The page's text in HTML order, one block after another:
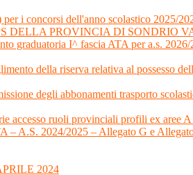
i concorsi dell'anno scolastico 2025/
DELLA PROVINCIA DI SONDRIO
graduatoria I^ fascia ATA per a.s. 2026/
della riserva relativa al possesso
degli abbonamenti trasporto
accesso ruoli provinciali profili ex aree
– A.S. 2024/2025 – Allegato G e
2024